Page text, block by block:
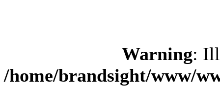
Warning:
/home/brandsight/www/